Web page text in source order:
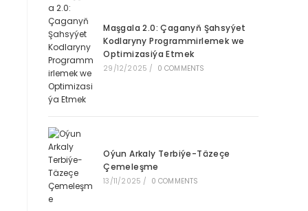
Maşgala 2.0: Çaganyň Şahsyýet
Kodlaryny Programmirlemek we
Optimizasiýa Etmek
29/12/2025 / 0 COMMENTS
Oýun Arkaly Terbiýe-Täzeçe
Çemeleşme
13/11/2025 / 0 COMMENTS